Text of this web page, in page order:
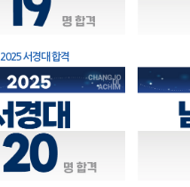
2025 서경대 합격